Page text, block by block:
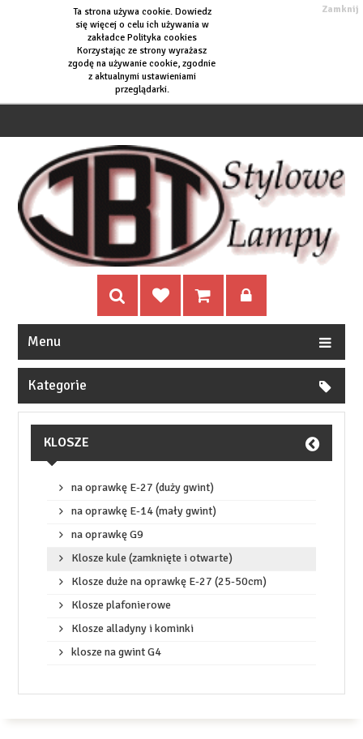
Ta strona używa cookie. Dowiedz
się więcej o celu ich używania w
zakładce Polityka cookies
Korzystając ze strony wyrażasz
zgodę na używanie cookie, zgodnie
z aktualnymi ustawieniami
przeglądarki.
Zamknij
Menu
Kategorie
KLOSZE
na oprawkę E-27 (duży gwint)
na oprawkę E-14 (mały gwint)
na oprawkę G9
Klosze kule (zamknięte i otwarte)
Klosze duże na oprawkę E-27 (25-50cm)
Klosze plafonierowe
Klosze alladyny i kominki
klosze na gwint G4